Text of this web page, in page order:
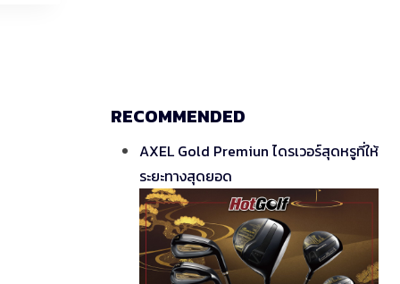
RECOMMENDED
AXEL Gold Premiun ไดรเวอร์สุดหรูที่ให้
ระยะทางสุดยอด